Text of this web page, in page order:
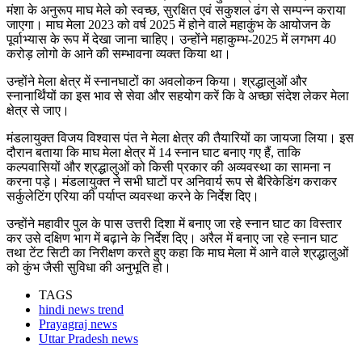
मंशा के अनुरूप माघ मेले को स्वच्छ, सुरक्षित एवं सकुशल ढंग से सम्पन्न कराया
जाएगा। माघ मेला 2023 को वर्ष 2025 में होने वाले महाकुंभ के आयोजन के
पूर्वाभ्यास के रूप में देखा जाना चाहिए। उन्होंने महाकुम्भ-2025 में लगभग 40
करोड़ लोगो के आने की सम्भावना व्यक्त किया था।
उन्होंने मेला क्षेत्र में स्नानघाटों का अवलोकन किया। श्रद्धालुओं और
स्नानार्थिंयों का इस भाव से सेवा और सहयोग करें कि वे अच्छा संदेश लेकर मेला
क्षेत्र से जाए।
मंडलायुक्त विजय विश्वास पंत ने मेला क्षेत्र की तैयारियों का जायजा लिया। इस
दौरान बताया कि माघ मेला क्षेत्र में 14 स्नान घाट बनाए गए हैं, ताकि
कल्पवासियों और श्रद्धालुओं को किसी प्रकार की अव्यवस्था का सामना न
करना पड़े। मंडलायुक्त ने सभी घाटों पर अनिवार्य रूप से बैरिकेडिंग कराकर
सर्कुलेटिंग एरिया की पर्याप्त व्यवस्था करने के निर्देश दिए।
उन्होंने महावीर पुल के पास उत्तरी दिशा में बनाए जा रहे स्नान घाट का विस्तार
कर उसे दक्षिण भाग में बढ़ाने के निर्देश दिए। अरैल में बनाए जा रहे स्नान घाट
तथा टेंट सिटी का निरीक्षण करते हुए कहा कि माघ मेला में आने वाले श्रद्धालुओं
को कुंभ जैसी सुविधा की अनुभूति हो।
TAGS
hindi news trend
Prayagraj news
Uttar Pradesh news